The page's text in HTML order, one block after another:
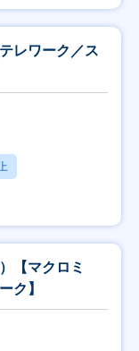
レワーク／ス
【マクロミ
ク】